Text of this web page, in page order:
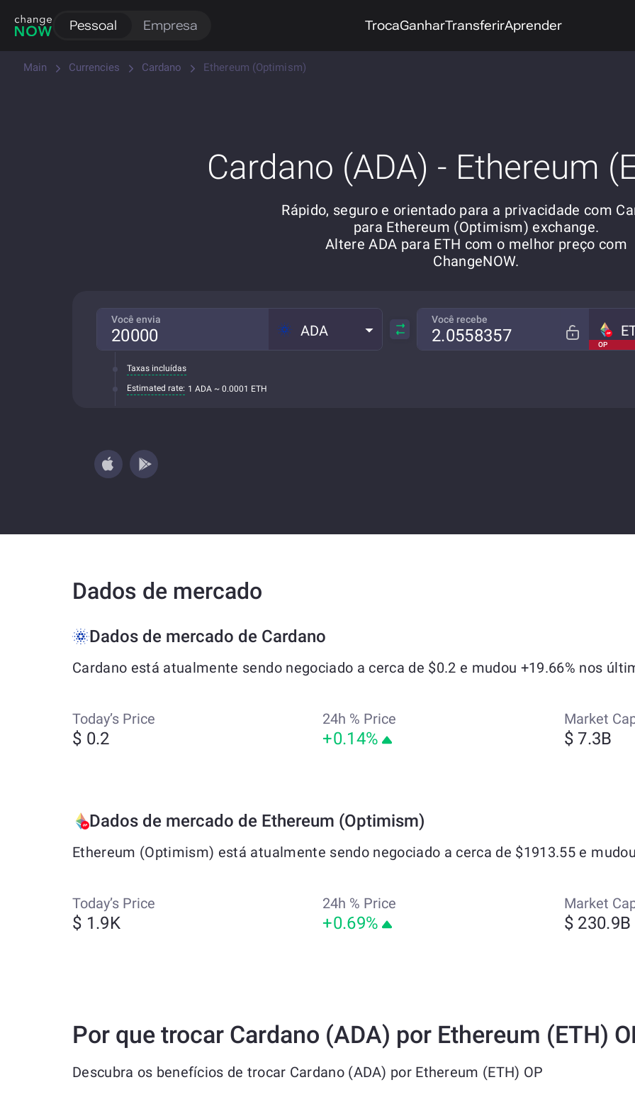
Pessoal Empresa TrocaGanharTransferirAprender
Main Currencies Cardano Ethereum (Optimism)
Cardano (ADA) - Ethereum
Rápido, seguro e orientado para a privacidade com
para Ethereum (Optimism) exchange.
Altere ADA para ETH com o melhor preço com
ChangeNOW.
Você envia
ADA
Taxas incluídas
Estimated rate: 1 ADA ~ 0.0001 ETH
Você recebe
OP
Dados de mercado
Dados de mercado de Cardano
Cardano está atualmente sendo negociado a cerca de $0.2 e mudou +19.66% nos
Today’s Price
$ 0.2
24h % Price
+0.14%
Market
$ 7.3B
Dados de mercado de Ethereum (Optimism)
Ethereum (Optimism) está atualmente sendo negociado a cerca de $1913.55 e
Today’s Price
$ 1.9K
24h % Price
+0.69%
Market
$ 230.9B
Por que trocar Cardano (ADA) por Ethereum (ETH)
Descubra os benefícios de trocar Cardano (ADA) por Ethereum (ETH) OP